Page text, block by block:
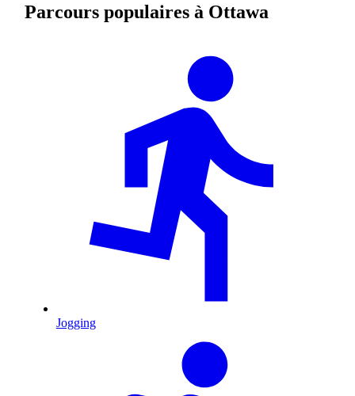
Parcours populaires à Ottawa
Jogging